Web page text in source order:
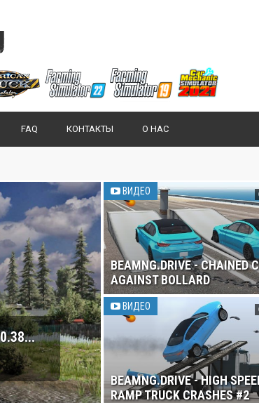
FAQ КОНТАКТЫ О НАС
ВИДЕО
BEAMNG.DRIVE - CHAINED
AGAINST BOLLARD
ВИДЕО
BEAMNG.DRIVE - HIGH
RAMP TRUCK CRASHES #2